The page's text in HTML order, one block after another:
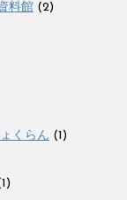
料館 (2)
くらん (1)